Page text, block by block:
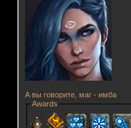
А вы говорите, маг - имба
Awards